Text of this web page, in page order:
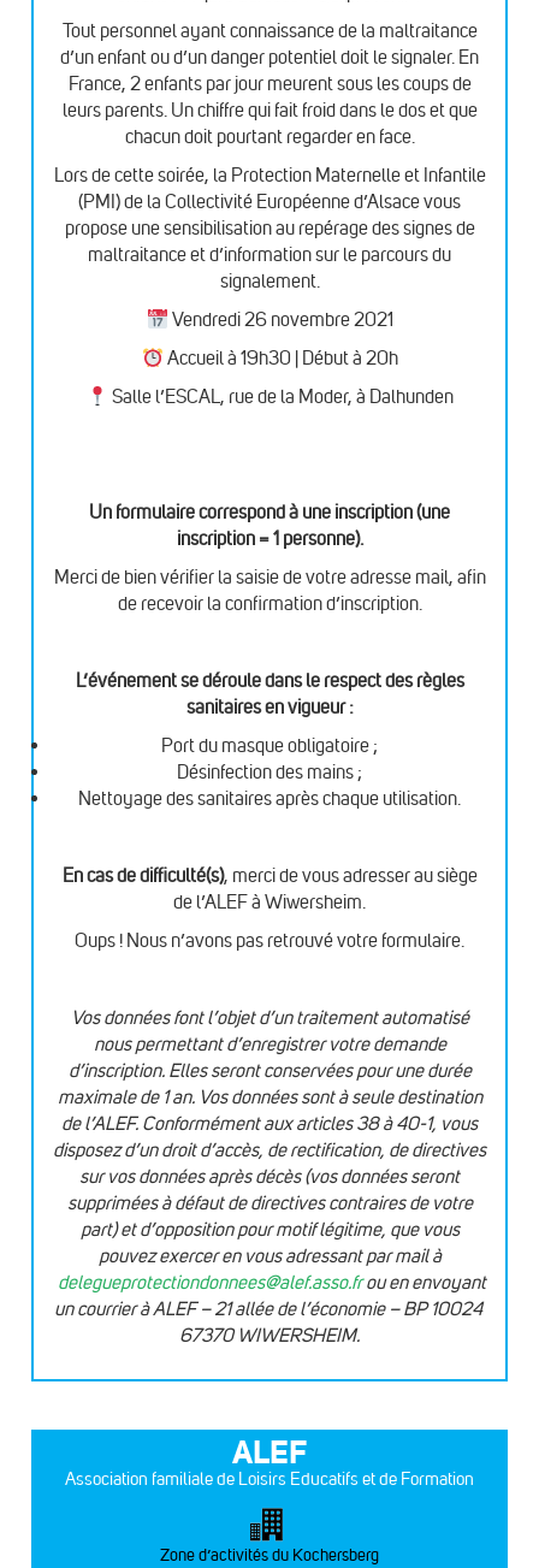
Tout personnel ayant connaissance de la maltraitance
d’un enfant ou d’un danger potentiel doit le signaler. En
France, 2 enfants par jour meurent sous les coups de
leurs parents. Un chiffre qui fait froid dans le dos et que
chacun doit pourtant regarder en face.
Lors de cette soirée, la Protection Maternelle et Infantile
(PMI) de la Collectivité Européenne d’Alsace vous
propose une sensibilisation au repérage des signes de
maltraitance et d’information sur le parcours du
signalement.
Vendredi 26 novembre 2021
Accueil à 19h30 | Début à 20h
Salle l’ESCAL, rue de la Moder, à Dalhunden
Un formulaire correspond à une inscription (une
inscription = 1 personne).
Merci de bien vérifier la saisie de votre adresse mail, afin
de recevoir la confirmation d’inscription.
L’événement se déroule dans le respect des règles
sanitaires en vigueur :
Port du masque obligatoire ;
Désinfection des mains ;
Nettoyage des sanitaires après chaque utilisation.
En cas de difficulté(s), merci de vous adresser au siège
de l’ALEF à Wiwersheim.
Oups ! Nous n’avons pas retrouvé votre formulaire.
Vos données font l’objet d’un traitement automatisé
nous permettant d’enregistrer votre demande
d’inscription. Elles seront conservées pour une durée
maximale de 1 an. Vos données sont à seule destination
de l’ALEF. Conformément aux articles 38 à 40-1, vous
disposez d’un droit d’accès, de rectification, de directives
sur vos données après décès (vos données seront
supprimées à défaut de directives contraires de votre
part) et d’opposition pour motif légitime, que vous
pouvez exercer en vous adressant par mail à
delegueprotectiondonnees@alef.asso.frou en envoyant
un courrier à ALEF – 21 allée de l’économie – BP 10024
67370 WIWERSHEIM.
ALEF
Association familiale de Loisirs Educatifs et de Formation
Zone d’activités du Kochersberg